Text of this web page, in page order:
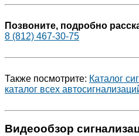
Позвоните, подробно
8 (812) 467-30-75
Также посмотрите: Каталог
каталог всех
Видеообзор